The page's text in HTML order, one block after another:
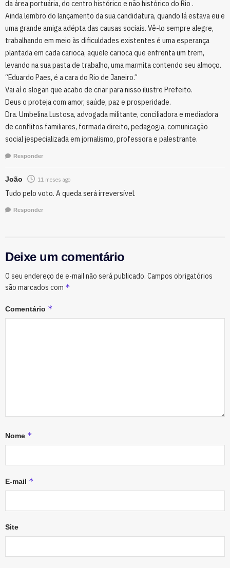
da área portuária, do centro histórico e não histórico do Rio .
Ainda lembro do lançamento da sua candidatura, quando lá estava eu e
uma grande amiga adépta das causas sociais. Vê-lo sempre alegre,
trabalhando em meio às dificuldades existentes é uma esperança
plantada em cada carioca, aquele carioca que enfrenta um trem,
levando na sua pasta de trabalho, uma marmita contendo seu almoço.
“Eduardo Paes, é a cara do Rio de Janeiro.”
Vai aí o slogan que acabo de criar para nisso ilustre Prefeito.
Deus o proteja com amor, saúde, paz e prosperidade.
Dra. Umbelina Lustosa, advogada militante, conciliadora e mediadora
de conflitos familiares, formada direito, pedagogia, comunicação
social jespecializada em jornalismo, professora e palestrante.
Responder
João 11 meses ago
Tudo pelo voto. A queda será irreversível.
Responder
Deixe um comentário
O seu endereço de e-mail não será publicado. Campos obrigatórios
são marcados com *
Comentário *
Nome *
E-mail *
Site